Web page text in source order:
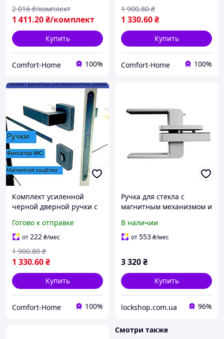
1 411.20₴/комплект
2 016 ₴/комплект
Купить
Comfort-Home 100%
1 330.60₴
1 900.80 ₴
Купить
Comfort-Home 100%
Комплект усиленной
черной дверной ручки с
фиксатором WC TRION
FLASH Z-74 Black
Готово к отправке
от222₴/мес
1 330.60₴
1 900.80 ₴
Купить
Comfort-Home 100%
Ручка для стекла с
магнитным механизмом и
H4S32/SM1OM2 стекло-
стекло, серебро
В наличии
от553₴/мес
3 320₴
Купить
lockshop.com.ua 96%
Смотри также